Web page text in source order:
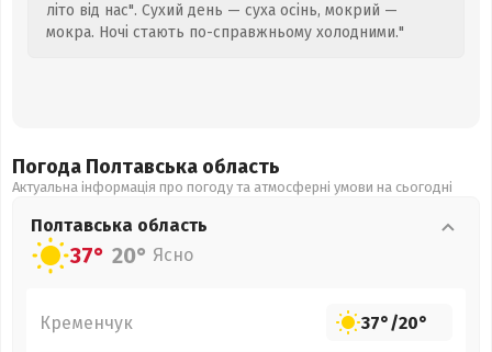
літо від нас". Сухий день — суха осінь, мокрий —
мокра. Ночі стають по-справжньому холодними."
Погода Полтавська область
Актуальна інформація про погоду та атмосферні умови на сьогодні
Полтавська область
37° 20° Ясно
Кременчук 37°/20°